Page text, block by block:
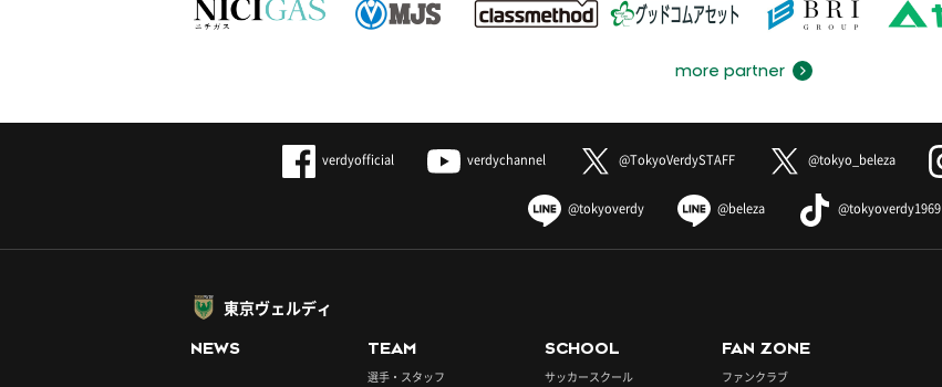
more partner
verdyofficial verdychannel @TokyoVerdySTAFF @tokyo_beleza
@tokyoverdy @beleza @tokyoverdy1969
東京ヴェルディ
NEWS TEAM
選手・スタッフ
SCHOOL
サッカースクール
FAN ZONE
ファンクラブ